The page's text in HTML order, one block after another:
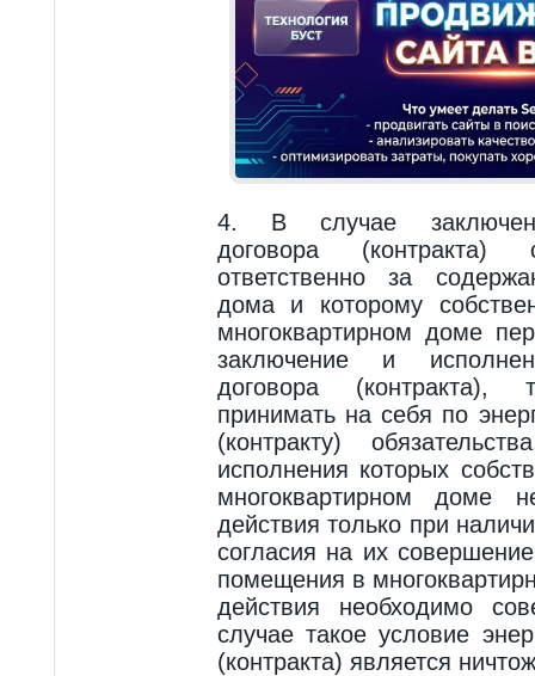
4. В случае
договора
ответственно за
дома и которому
многоквартирном доме
заключение и
договора
принимать на себя по
(контракту)
исполнения которых
многоквартирном доме
действия только при
согласия на их
помещения в
действия необходимо
случае такое условие
(контракта) является